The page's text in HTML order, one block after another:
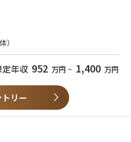
ど、多様なチームとの共創・合意
トビジョン / ロードマップの策
の手法を用いたPM経験
BIツールの利用経験
ボのミッションに共感してプロダ
えます。
ル
）
定年収 952 万円 ~ 1,400 万円
リー